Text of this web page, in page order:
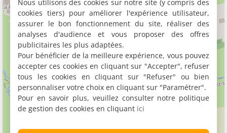
Nous utilisons des cookies sur notre site (y compris des
cookies tiers) pour améliorer l'expérience utilisateur,
assurer le bon fonctionnement du site, réaliser des
analyses d'audience et vous proposer des offres
publicitaires les plus adaptées.
Pour bénéficier de la meilleure expérience, vous pouvez
accepter ces cookies en cliquant sur "Accepter", refuser
tous les cookies en cliquant sur "Refuser" ou bien
personnaliser votre choix en cliquant sur "Paramétrer".
Pour en savoir plus, veuillez consulter notre politique
de gestion des cookies en cliquant ici